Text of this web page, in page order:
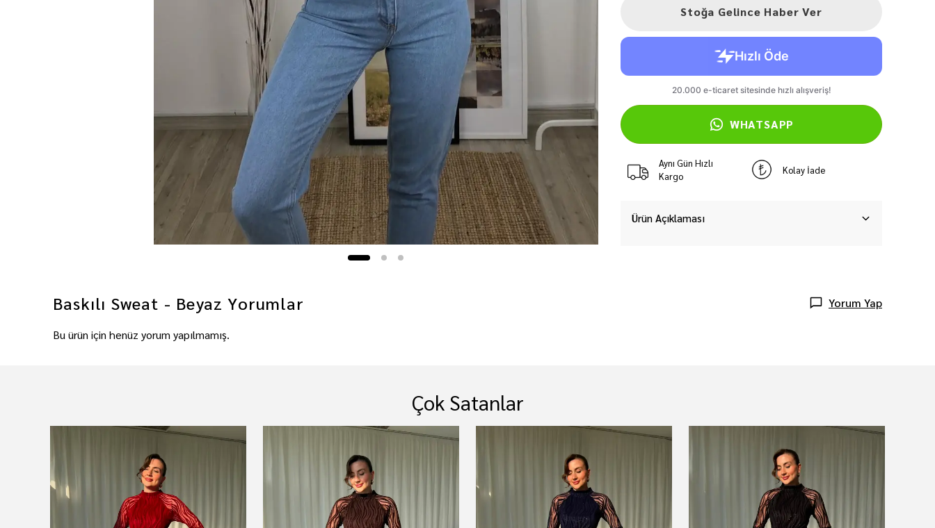
Stoğa Gelince Haber Ver
WHATSAPP
Aynı Gün Hızlı
Kargo
Kolay İade
Ürün Açıklaması
Baskılı Sweat - Beyaz Yorumlar Yorum Yap
Bu ürün için henüz yorum yapılmamış.
Çok Satanlar